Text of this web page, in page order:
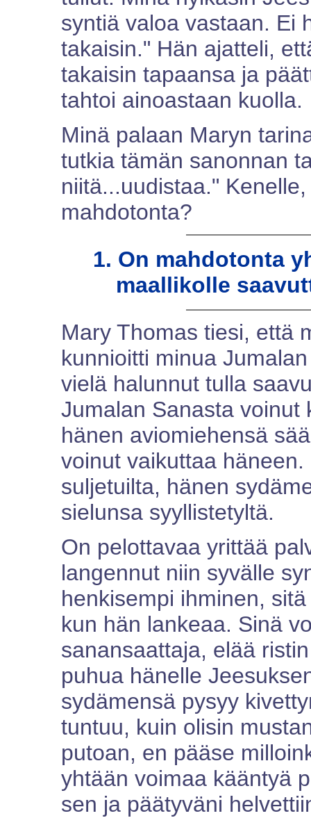
syntiä valoa vastaan. Ei
takaisin." Hän ajatteli,
takaisin tapaansa ja
tahtoi ainoastaan kuolla.
Minä palaan Maryn
tutkia tämän sanonnan
niitä...uudistaa."
mahdotonta?
1. On mahdotonta
maallikolle
Mary Thomas tiesi, että
kunnioitti minua
vielä halunnut tulla
Jumalan Sanasta voinut
hänen aviomiehensä
voinut vaikuttaa
suljetuilta, hänen
sielunsa syyllistetyltä.
On pelottavaa yrittää
langennut niin syvälle
henkisempi ihminen,
kun hän lankeaa. Sinä
sanansaattaja, elää
puhua hänelle
sydämensä pysyy
tuntuu, kuin olisin
putoan, en pääse
yhtään voimaa kääntyä
sen ja päätyväni